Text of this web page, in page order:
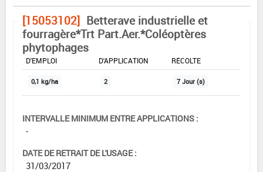
[15053102] Betterave industrielle et
fourragère*Trt Part.Aer.*Coléoptères
phytophages
DOSE MAX
D'EMPLOI
D'APPLICATION
RÉCOLTE
0,1 kg/ha 2 7 Jour (s)
INTERVALLE MINIMUM ENTRE APPLICATIONS :
-
DATE DE RETRAIT DE L'USAGE :
31/03/2017